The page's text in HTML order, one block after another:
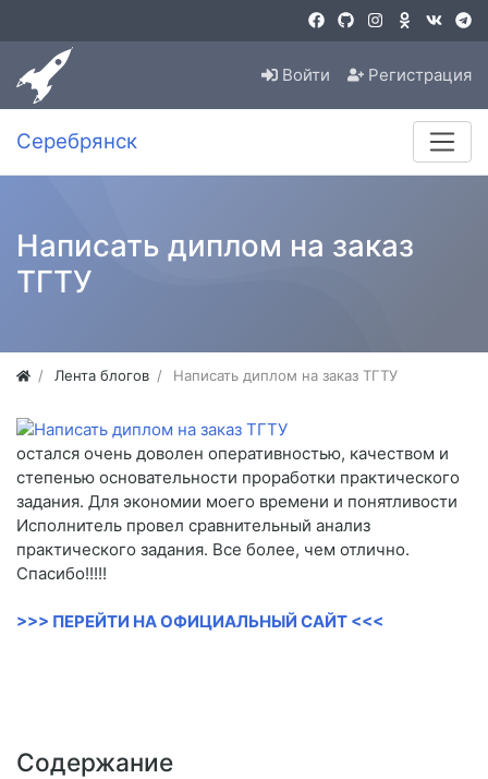
Войти Регистрация
Серебрянск
Написать диплом на заказ
ТГТУ
Лента блогов Написать диплом на заказ ТГТУ
остался очень доволен оперативностью, качеством и
степенью основательности проработки практического
задания. Для экономии моего времени и понятливости
Исполнитель провел сравнительный анализ
практического задания. Все более, чем отлично.
Спасибо!!!!!
>>> ПЕРЕЙТИ НА ОФИЦИАЛЬНЫЙ САЙТ <<<
Содержание